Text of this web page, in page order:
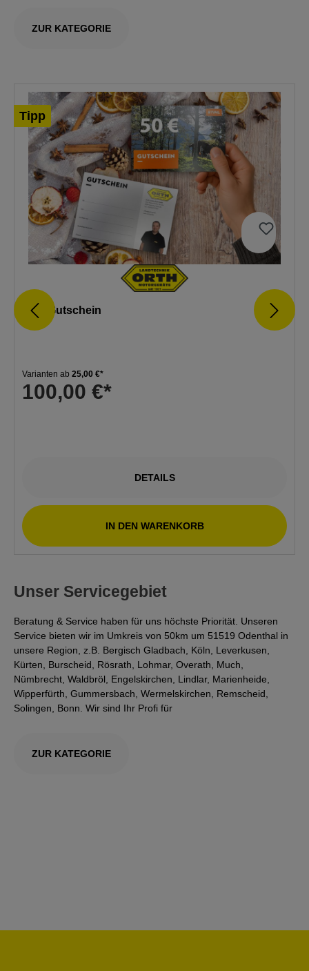
ZUR KATEGORIE
Tipp
Orth Gutschein
Varianten ab 25,00 €*
100,00 €*
DETAILS
IN DEN WARENKORB
Unser Servicegebiet
Beratung & Service haben für uns höchste Priorität. Unseren
Service bieten wir im Umkreis von 50km um 51519 Odenthal in
unsere Region, z.B. Bergisch Gladbach, Köln, Leverkusen,
Kürten, Burscheid, Rösrath, Lohmar, Overath, Much,
Nümbrecht, Waldbröl, Engelskirchen, Lindlar, Marienheide,
Wipperfürth, Gummersbach, Wermelskirchen, Remscheid,
Solingen, Bonn. Wir sind Ihr Profi für
ZUR KATEGORIE